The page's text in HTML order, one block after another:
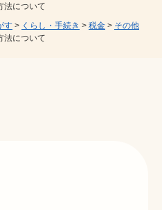
法について
す > くらし・手続き > 税金 > その他
法について